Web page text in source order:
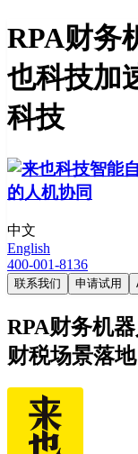
RPA财务
也科技加
科技
中文
English
400-001-8136
联系我们 申请试用
RPA财务机
财税场景落地